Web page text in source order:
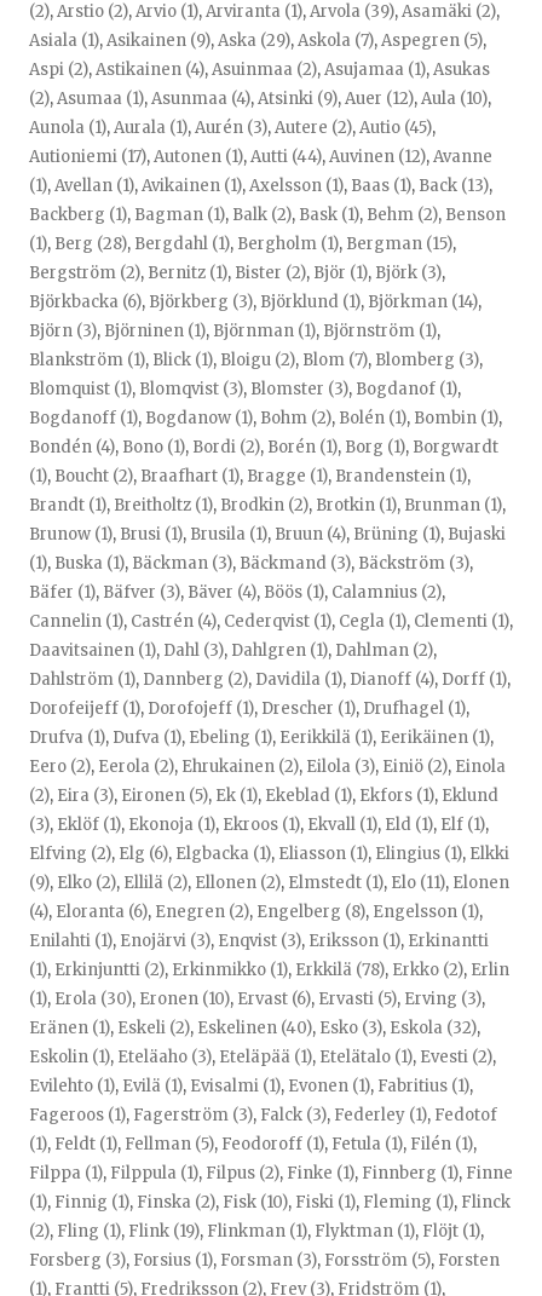
(2),Arstio (2),Arvio (1),Arviranta (1),Arvola (39),Asamäki (2),
Asiala (1),Asikainen (9),Aska (29),Askola (7),Aspegren (5),
Aspi (2),Astikainen (4),Asuinmaa (2),Asujamaa (1),Asukas
(2),Asumaa (1),Asunmaa (4),Atsinki (9),Auer (12),Aula (10),
Aunola (1),Aurala (1),Aurén (3),Autere (2),Autio (45),
Autioniemi (17),Autonen (1),Autti (44),Auvinen (12),Avanne
(1),Avellan (1),Avikainen (1),Axelsson (1), Baas (1), Back (13),
Backberg (1), Bagman (1), Balk (2), Bask (1), Behm (2), Benson
(1), Berg (28), Bergdahl (1), Bergholm (1), Bergman (15),
Bergström (2), Bernitz (1), Bister (2), Björ (1), Björk (3),
Björkbacka (6), Björkberg (3), Björklund (1), Björkman (14),
Björn (3), Björninen (1), Björnman (1), Björnström (1),
Blankström (1), Blick (1), Bloigu (2), Blom (7), Blomberg (3),
Blomquist (1), Blomqvist (3), Blomster (3), Bogdanof (1),
Bogdanoff (1), Bogdanow (1), Bohm (2), Bolén (1), Bombin (1),
Bondén (4), Bono (1), Bordi (2), Borén (1), Borg (1), Borgwardt
(1), Boucht (2), Braafhart (1), Bragge (1), Brandenstein (1),
Brandt (1), Breitholtz (1), Brodkin (2), Brotkin (1), Brunman (1),
Brunow (1), Brusi (1), Brusila (1), Bruun (4), Brüning (1), Bujaski
(1), Buska (1), Bäckman (3), Bäckmand (3), Bäckström (3),
Bäfer (1), Bäfver (3), Bäver (4), Böös (1), Calamnius (2),
Cannelin (1), Castrén (4), Cederqvist (1), Cegla (1), Clementi (1),
Daavitsainen (1), Dahl (3), Dahlgren (1), Dahlman (2),
Dahlström (1), Dannberg (2), Davidila (1), Dianoff (4), Dorff (1),
Dorofeijeff (1), Dorofojeff (1), Drescher (1), Drufhagel (1),
Drufva (1), Dufva (1), Ebeling (1), Eerikkilä (1), Eerikäinen (1),
Eero (2), Eerola (2), Ehrukainen (2), Eilola (3), Einiö (2), Einola
(2), Eira (3), Eironen (5), Ek (1), Ekeblad (1), Ekfors (1), Eklund
(3), Eklöf (1), Ekonoja (1), Ekroos (1), Ekvall (1), Eld (1), Elf (1),
Elfving (2), Elg (6), Elgbacka (1), Eliasson (1), Elingius (1), Elkki
(9), Elko (2), Ellilä (2), Ellonen (2), Elmstedt (1), Elo (11), Elonen
(4), Eloranta (6), Enegren (2), Engelberg (8), Engelsson (1),
Enilahti (1), Enojärvi (3), Enqvist (3), Eriksson (1), Erkinantti
(1), Erkinjuntti (2), Erkinmikko (1), Erkkilä (78), Erkko (2), Erlin
(1), Erola (30), Eronen (10), Ervast (6), Ervasti (5), Erving (3),
Eränen (1), Eskeli (2), Eskelinen (40), Esko (3), Eskola (32),
Eskolin (1), Eteläaho (3), Eteläpää (1), Etelätalo (1), Evesti (2),
Evilehto (1), Evilä (1), Evisalmi (1), Evonen (1), Fabritius (1),
Fageroos (1), Fagerström (3), Falck (3), Federley (1), Fedotof
(1), Feldt (1), Fellman (5), Feodoroff (1), Fetula (1), Filén (1),
Filppa (1), Filppula (1), Filpus (2), Finke (1), Finnberg (1), Finne
(1), Finnig (1), Finska (2), Fisk (10), Fiski (1), Fleming (1), Flinck
(2), Fling (1), Flink (19), Flinkman (1), Flyktman (1), Flöjt (1),
Forsberg (3), Forsius (1), Forsman (3), Forsström (5), Forsten
(1), Frantti (5), Fredriksson (2), Frev (3), Fridström (1),